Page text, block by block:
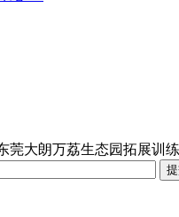
莞大朗万荔生态园拓展训